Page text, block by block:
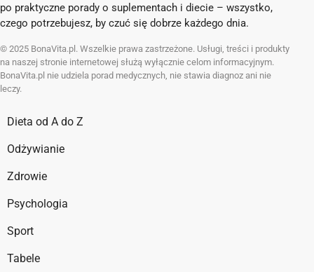
po praktyczne porady o suplementach i diecie – wszystko,
czego potrzebujesz, by czuć się dobrze każdego dnia.
© 2025 BonaVita.pl. Wszelkie prawa zastrzeżone. Usługi, treści i produkty
na naszej stronie internetowej służą wyłącznie celom informacyjnym.
BonaVita.pl nie udziela porad medycznych, nie stawia diagnoz ani nie
leczy.
Dieta od A do Z
Odżywianie
Zdrowie
Psychologia
Sport
Tabele